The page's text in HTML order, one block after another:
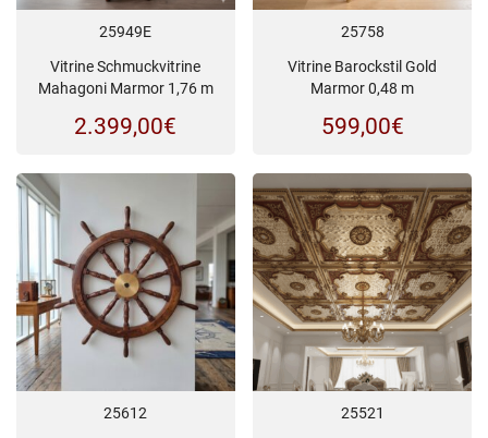
25949E
Vitrine Schmuckvitrine
Mahagoni Marmor 1,76 m
2.399,00€
25758
Vitrine Barockstil Gold
Marmor 0,48 m
599,00€
25612 25521